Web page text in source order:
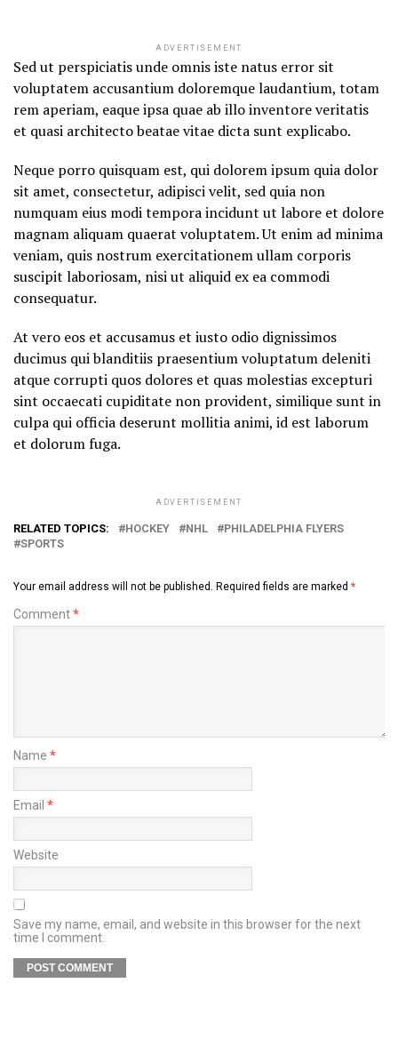
ADVERTISEMENT
Sed ut perspiciatis unde omnis iste natus error sit
voluptatem accusantium doloremque laudantium, totam
rem aperiam, eaque ipsa quae ab illo inventore veritatis
et quasi architecto beatae vitae dicta sunt explicabo.
Neque porro quisquam est, qui dolorem ipsum quia dolor
sit amet, consectetur, adipisci velit, sed quia non
numquam eius modi tempora incidunt ut labore et dolore
magnam aliquam quaerat voluptatem. Ut enim ad minima
veniam, quis nostrum exercitationem ullam corporis
suscipit laboriosam, nisi ut aliquid ex ea commodi
consequatur.
At vero eos et accusamus et iusto odio dignissimos
ducimus qui blanditiis praesentium voluptatum deleniti
atque corrupti quos dolores et quas molestias excepturi
sint occaecati cupiditate non provident, similique sunt in
culpa qui officia deserunt mollitia animi, id est laborum
et dolorum fuga.
ADVERTISEMENT
RELATED TOPICS: HOCKEY NHL
PHILADELPHIA FLYERS
SPORTS
Your email address will not be published. Required fields are marked *
Comment*
Name *
Email *
Website
Save my name, email, and website in this browser for the next
time I comment.